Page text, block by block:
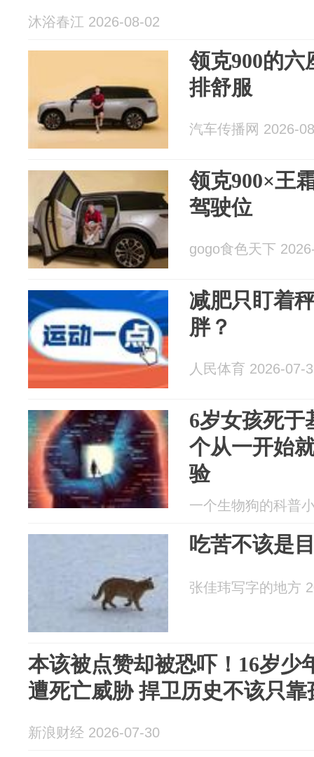
沐浴春江 2026-08-02
领克900的六
排舒服
汽车传播网 2026-
领克900×王
驾驶位
gogo食色天下
减肥只盯着
胖？
人民体育 2026-07-
6岁女孩死于
个从一开始
验
一个生物狗的科普
吃苦不该是
张佳玮写字的地方
本该被点赞却被恐吓！16岁少
遭死亡威胁 捍卫历史不该只靠
新浪财经 2026-07-30